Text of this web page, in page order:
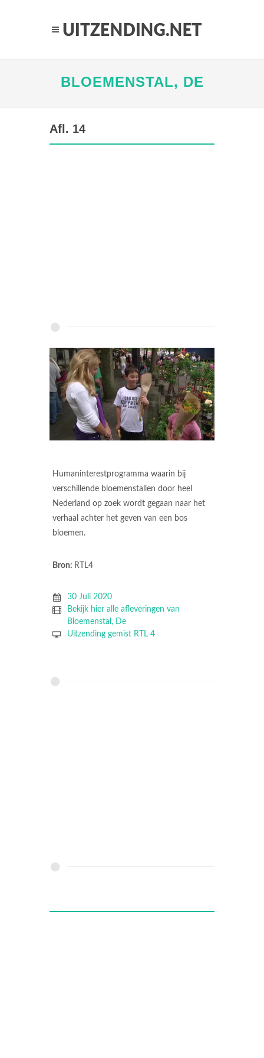
BLOEMENSTAL, DE
Afl. 14
Humaninterestprogramma waarin bij
verschillende bloemenstallen door heel
Nederland op zoek wordt gegaan naar het
verhaal achter het geven van een bos
bloemen.
Bron: RTL4
30 Juli 2020
Bekijk hier alle afleveringen van
Bloemenstal, De
Uitzending gemist RTL 4